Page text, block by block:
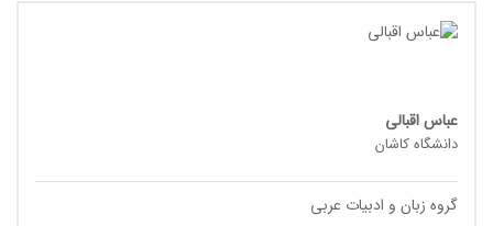
عباس اقبالی
دانشگاه کاشان
گروه زبان و ادبیات عربی